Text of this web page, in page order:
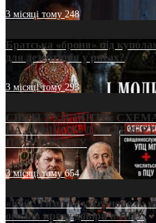
3 місяці тому248
Братська «броня» під
для дезертирів у рясах?
3 місяці тому293
СВЯТІ УХИЛЯНТИ:
НА «ОФШОР» ДЛЯ
ПАТРІАРХАТУ
3 місяці тому654
«Кейс Тихона» у Тернополі:
оголив кризу довіри в ПЦУ